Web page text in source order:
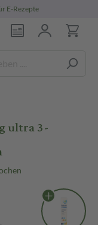
E-Rezepte
ultra 3-